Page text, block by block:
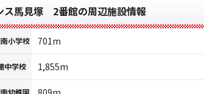
ス馬見塚 2番館の周辺施設情報
小学校 701m
中学校 1,855m